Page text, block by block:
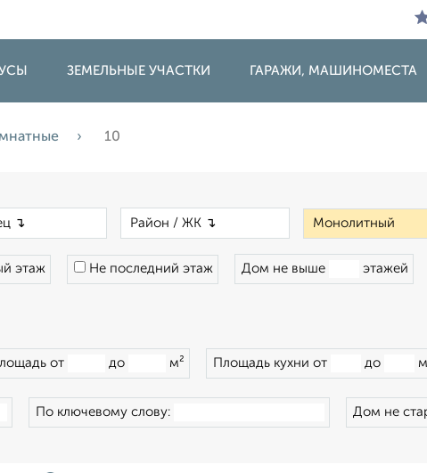
ЗЕМЕЛЬНЫЕ УЧАСТКИ ГАРАЖИ, МАШИНОМЕСТА
10
этаж Не последний этаж Дом не выше этажей
от до м² Площадь кухни от до
По ключевому слову: Дом не